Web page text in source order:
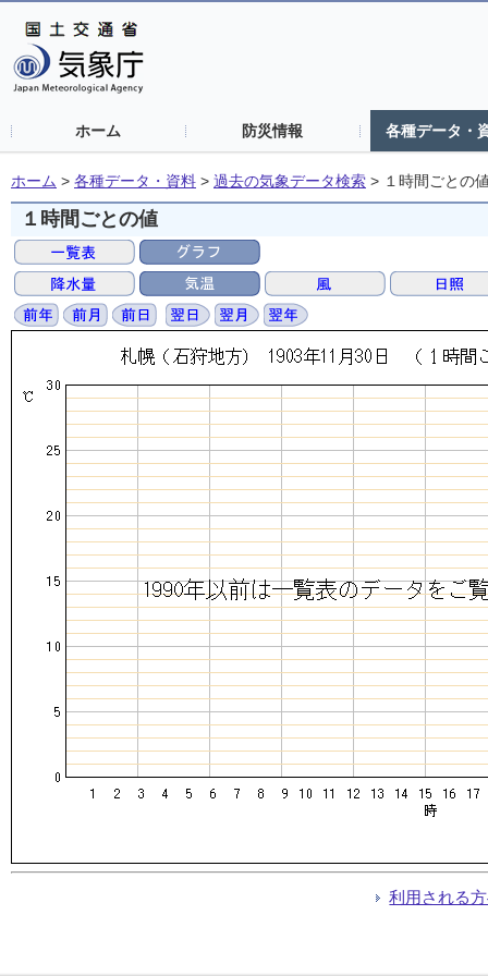
ホーム 防災情報 各種データ・
ホーム > 各種データ・資料 > 過去の気象データ検索 > １時間ごとの
１時間ごとの値
利用される